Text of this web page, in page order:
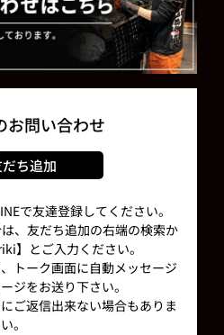
お問い合わせ
ち追加
で友達登録してください。
、友だち追加の右端の検索か
】とご入力ください。
トーク画面に自動メッセージ
ジをお送り下さい。
ご返信出来ない場合もありま
。